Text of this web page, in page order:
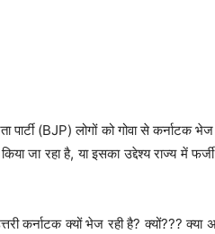
(BJP) लोगों को गोवा से कर्नाटक भेज
जा रहा है, या इसका उद्देश्य राज्य में
कर्नाटक क्यों भेज रही है? क्यों???